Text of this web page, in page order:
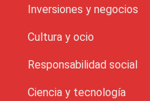
Inversiones y negocios
Cultura y ocio
Responsabilidad social
Ciencia y tecnología